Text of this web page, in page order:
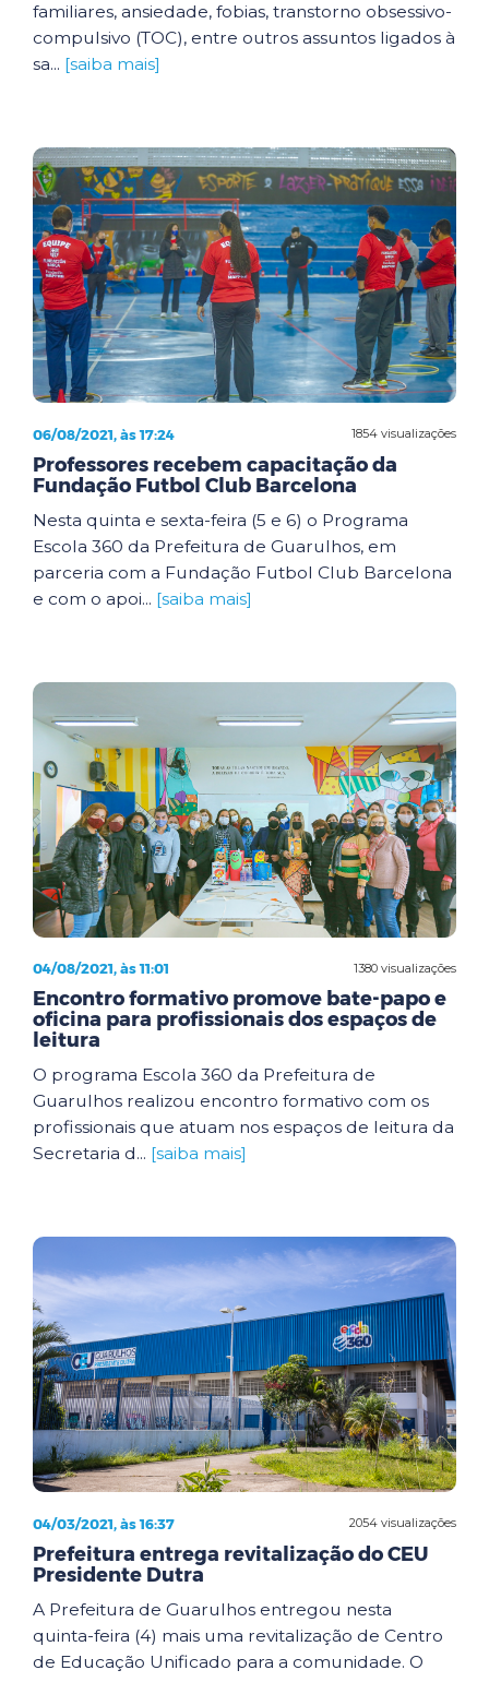
familiares, ansiedade, fobias, transtorno obsessivo-
compulsivo (TOC), entre outros assuntos ligados à
sa... [saiba mais]
1854 visualizações
06/08/2021, às 17:24
Professores recebem capacitação da
Fundação Futbol Club Barcelona
Nesta quinta e sexta-feira (5 e 6) o Programa
Escola 360 da Prefeitura de Guarulhos, em
parceria com a Fundação Futbol Club Barcelona
e com o apoi... [saiba mais]
1380 visualizações
04/08/2021, às 11:01
Encontro formativo promove bate-papo e
oficina para profissionais dos espaços de
leitura
O programa Escola 360 da Prefeitura de
Guarulhos realizou encontro formativo com os
profissionais que atuam nos espaços de leitura da
Secretaria d... [saiba mais]
2054 visualizações
04/03/2021, às 16:37
Prefeitura entrega revitalização do CEU
Presidente Dutra
A Prefeitura de Guarulhos entregou nesta
quinta-feira (4) mais uma revitalização de Centro
de Educação Unificado para a comunidade. O